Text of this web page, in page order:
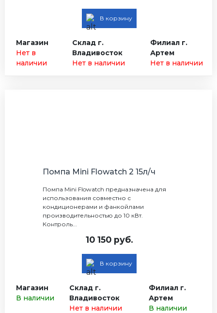
В корзину
Магазин
Нет в
наличии
Склад г.
Владивосток
Нет в наличии
Филиал г.
Артем
Нет в наличии
Помпа Mini Flowatch 2 15л/ч
Помпа Mini Flowatch предназначена для
использования совместно с
кондиционерами и фанкойлами
производительностью до 10 кВт.
Контроль...
10 150 руб.
В корзину
Магазин
В наличии
Склад г.
Владивосток
Нет в наличии
Филиал г.
Артем
В наличии